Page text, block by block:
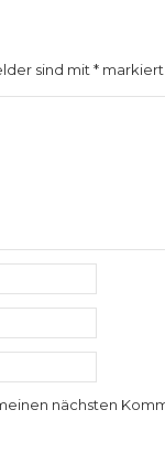
sind mit * markiert
nächsten